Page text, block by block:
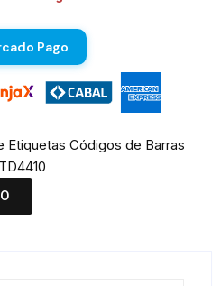
Pago
Etiquetas Códigos de Barras
TD4410